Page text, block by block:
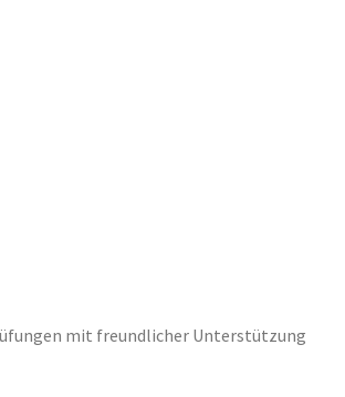
mit freundlicher Unterstützung